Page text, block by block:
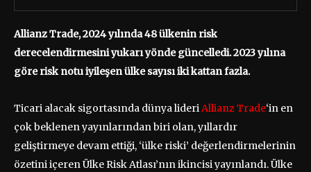
Allianz Trade, 2024 yılında 48 ülkenin risk
derecelendirmesini yukarı yönde güncelledi. 2023 yılına
göre risk notu iyileşen ülke sayısı iki kattan fazla.
Ticari alacak sigortasında dünya lideriAllianz Trade‘in en
çok beklenen yayınlarından biri olan, yıllardır
geliştirmeye devam ettiği, ‘ülke riski’ değerlendirmelerinin
özetini içeren Ülke Risk Atlası’nın ikincisi yayınlandı. Ülke